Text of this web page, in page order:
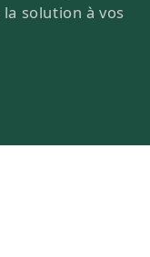
solution à vos